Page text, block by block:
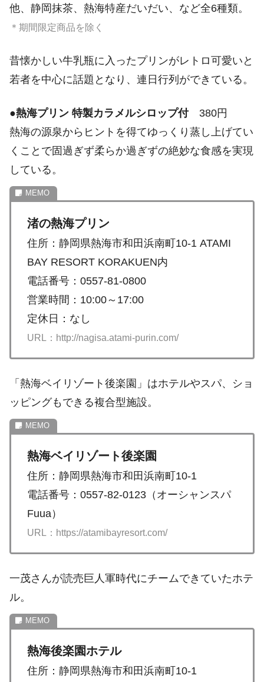
他、静岡抹茶、熱海特産だいだい、など全6種類。
＊期間限定商品を除く
昔懐かしい牛乳瓶に入ったプリンがレトロ可愛いと
若者を中心に話題となり、連日行列ができている。
●熱海プリン 特製カラメルシロップ付380円
熱海の源泉からヒントを得てゆっくり蒸し上げてい
くことで固過ぎず柔らか過ぎずの絶妙な食感を実現
している。
渚の熱海プリン
住所：静岡県熱海市和田浜南町10-1 ATAMI
BAY RESORT KORAKUEN内
電話番号：0557-81-0800
営業時間：10:00～17:00
定休日：なし
URL：http://nagisa.atami-purin.com/
「熱海ベイリゾート後楽園」はホテルやスパ、ショ
ッピングもできる複合型施設。
熱海ベイリゾート後楽園
住所：静岡県熱海市和田浜南町10-1
電話番号：0557-82-0123（オーシャンスパ
Fuua）
URL：https://atamibayresort.com/
一茂さんが読売巨人軍時代にチームできていたホテ
ル。
熱海後楽園ホテル
住所：静岡県熱海市和田浜南町10-1